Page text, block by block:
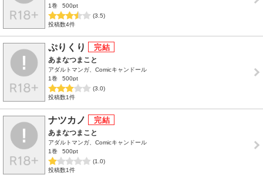
1巻
500pt
(3.5)
投稿数4件
ぷりくり
あまなつまこと
アダルトマンガ、Comicキャンドール
1巻
500pt
(3.0)
投稿数1件
ナツカノ
あまなつまこと
アダルトマンガ、Comicキャンドール
1巻
500pt
(1.0)
投稿数1件